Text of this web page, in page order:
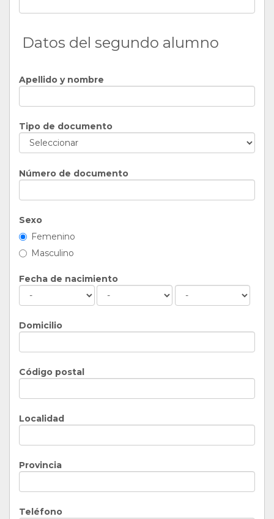
Datos del segundo alumno
Apellido y nombre
Tipo de documento
Número de documento
Sexo
Femenino
Masculino
Fecha de nacimiento
Domicilio
Código postal
Localidad
Provincia
Teléfono